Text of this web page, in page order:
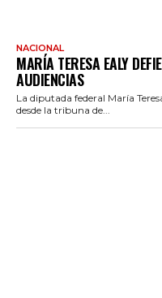
NACIONAL
MARÍA TERESA EALY
AUDIENCIAS
La diputada federal María
desde la tribuna de...